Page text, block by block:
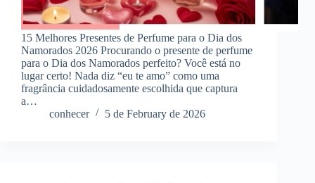
15 Melhores Presentes de Perfume para o Dia dos
Namorados 2026 Procurando o presente de perfume
para o Dia dos Namorados perfeito? Você está no
lugar certo! Nada diz “eu te amo” como uma
fragrância cuidadosamente escolhida que captura
a…
conhecer
5 de February de 2026